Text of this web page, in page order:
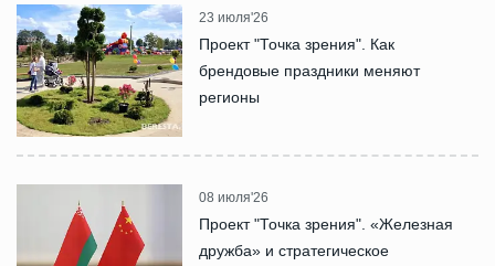
23 июля'26
Проект "Точка зрения". Как
брендовые праздники меняют
регионы
08 июля'26
Проект "Точка зрения". «Железная
дружба» и стратегическое